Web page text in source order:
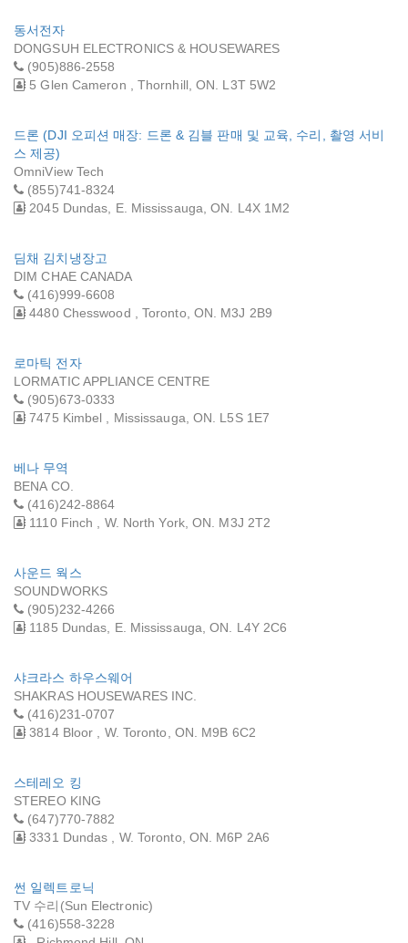
동서전자
DONGSUH ELECTRONICS & HOUSEWARES
(905)886-2558
5 Glen Cameron , Thornhill, ON. L3T 5W2
드론 (DJI 오피션 매장: 드론 & 김블 판매 및 교육, 수리, 촬영 서비
스 제공)
OmniView Tech
(855)741-8324
2045 Dundas, E. Mississauga, ON. L4X 1M2
딤채 김치냉장고
DIM CHAE CANADA
(416)999-6608
4480 Chesswood , Toronto, ON. M3J 2B9
로마틱 전자
LORMATIC APPLIANCE CENTRE
(905)673-0333
7475 Kimbel , Mississauga, ON. L5S 1E7
베나 무역
BENA CO.
(416)242-8864
1110 Finch , W. North York, ON. M3J 2T2
사운드 웍스
SOUNDWORKS
(905)232-4266
1185 Dundas, E. Mississauga, ON. L4Y 2C6
샤크라스 하우스웨어
SHAKRAS HOUSEWARES INC.
(416)231-0707
3814 Bloor , W. Toronto, ON. M9B 6C2
스테레오 킹
STEREO KING
(647)770-7882
3331 Dundas , W. Toronto, ON. M6P 2A6
썬 일렉트로닉
TV 수리(Sun Electronic)
(416)558-3228